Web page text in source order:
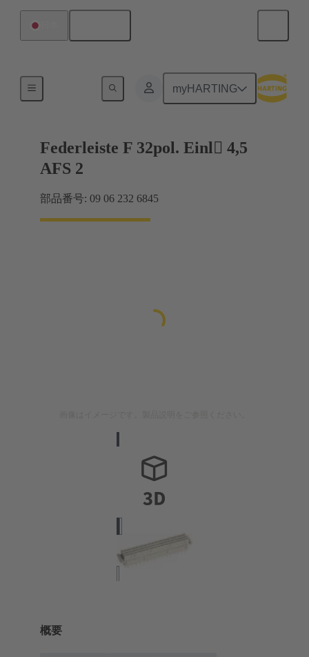
myHARTING
マザーボード ツー ドーターカード接続
Federleiste F 32pol. Einl 4,5
AFS 2
部品番号: 09 06 232 6845
概要